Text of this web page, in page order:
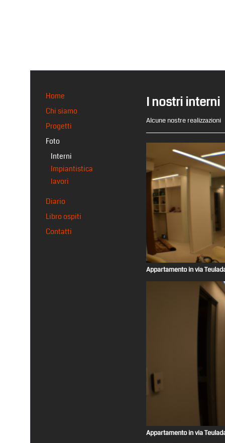
Home
Chi siamo
Progetti
Foto
Interni
Impiantistica
lavori
Diario
Libro ospiti
Contatti
I nostri interni
Alcune nostre realizzazioni
Appartamento in via
Appartamento in via